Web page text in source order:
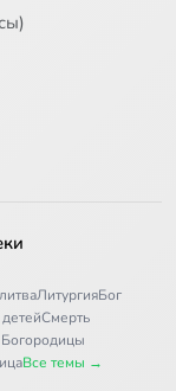
ЛитургияБог
Смерть
Все темы →